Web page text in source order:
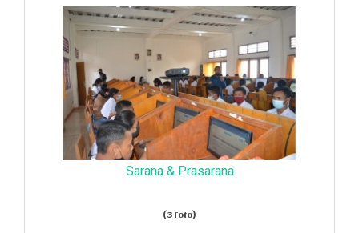
Sarana & Prasarana
(3 Foto)